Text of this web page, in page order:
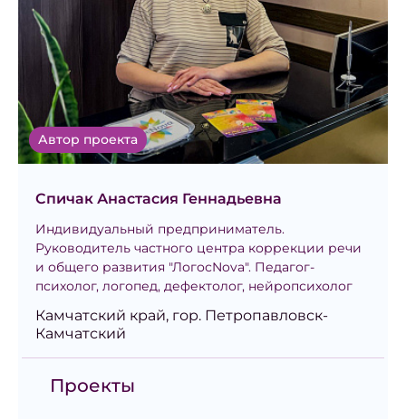
Автор проекта
Спичак Анастасия Геннадьевна
Индивидуальный предприниматель.
Руководитель частного центра коррекции речи
и общего развития "ЛогосNova". Педагог-
психолог, логопед, дефектолог, нейропсихолог
Камчатский край, гор. Петропавловск-
Камчатский
Проекты